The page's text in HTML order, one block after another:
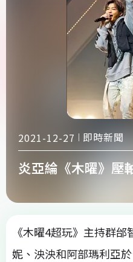
2021-12-27 即時新聞
炎亞綸《木曜》壓
《木曜4超玩》主持群
妮、泱泱和阿部瑪利亞